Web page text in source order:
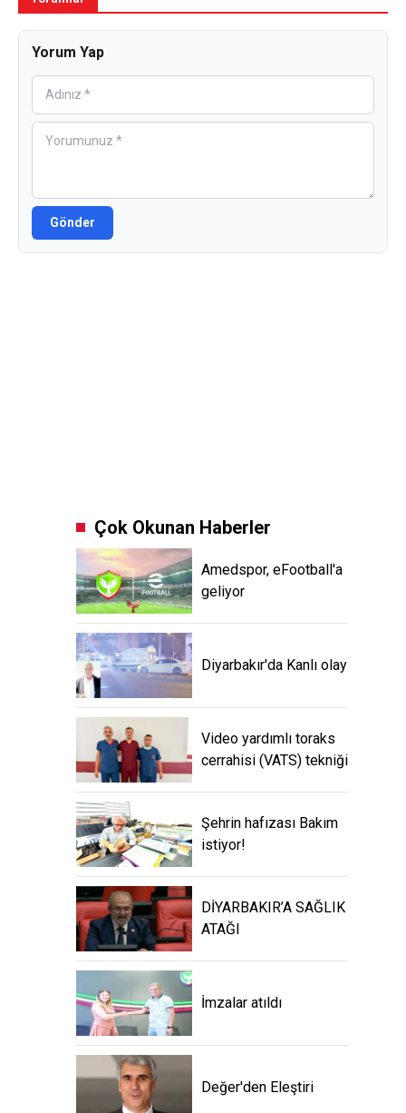
Yorum Yap
Gönder
Çok Okunan Haberler
Amedspor, eFootball'a
geliyor
Diyarbakır'da Kanlı olay
Video yardımlı toraks
cerrahisi (VATS) tekniği
Şehrin hafızası Bakım
istiyor!
DİYARBAKIR’A SAĞLIK
ATAĞI
İmzalar atıldı
Değer'den Eleştiri